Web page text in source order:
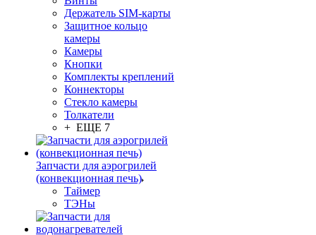
Держатель SIM-карты
Защитное кольцо
камеры
Камеры
Кнопки
Комплекты креплений
Коннекторы
Стекло камеры
Толкатели
+ ЕЩЕ 7
Запчасти для аэрогрилей
(конвекционная печь)
Таймер
ТЭНы